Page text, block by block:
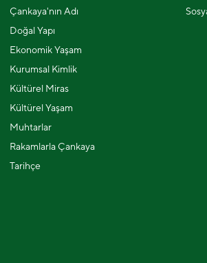
Çankaya'nın Adı
Doğal Yapı
Ekonomik Yaşam
Kurumsal Kimlik
Kültürel Miras
Kültürel Yaşam
Muhtarlar
Rakamlarla Çankaya
Tarihçe